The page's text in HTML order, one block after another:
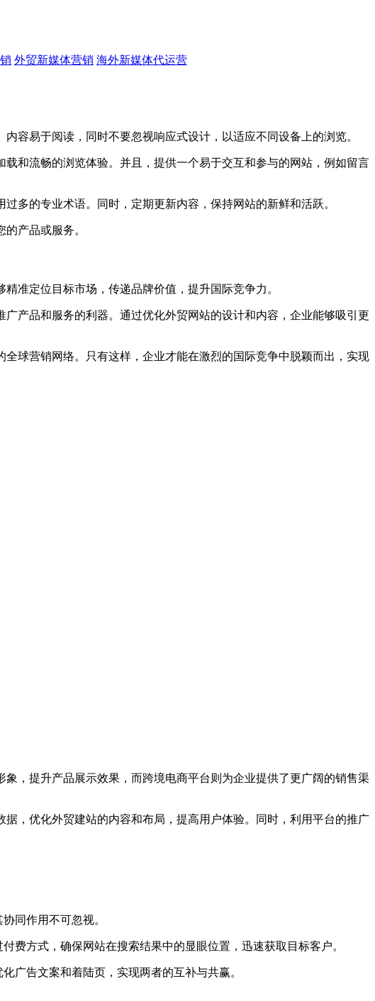
外贸新媒体营销 海外新媒体代运营
易于阅读，同时不要忽视响应式设计，以适应不同设备上的浏览。
流畅的浏览体验。并且，提供一个易于交互和参与的网站，例如留言
的专业术语。同时，定期更新内容，保持网站的新鲜和活跃。
产品或服务。
定位目标市场，传递品牌价值，提升国际竞争力。
品和服务的利器。通过优化外贸网站的设计和内容，企业能够吸引更
营销网络。只有这样，企业才能在激烈的国际竞争中脱颖而出，实现
提升产品展示效果，而跨境电商平台则为企业提供了更广阔的销售渠
优化外贸建站的内容和布局，提高用户体验。同时，利用平台的推广
同作用不可忽视。
方式，确保网站在搜索结果中的显眼位置，迅速获取目标客户。
告文案和着陆页，实现两者的互补与共赢。